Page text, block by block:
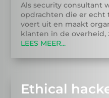
Als security consultant
opdrachten die er echt
voert uit en maakt
klanten in de
LEES MEER...
Ethical